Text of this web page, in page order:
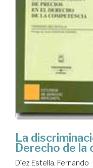
La
Derecho de la
Díez Estella, Fernando